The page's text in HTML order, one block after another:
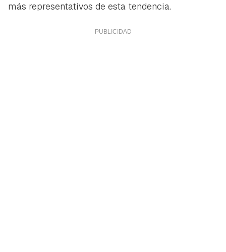
más representativos de esta tendencia.